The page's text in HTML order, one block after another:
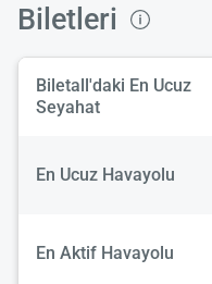
Biletleri
Biletall'daki En Ucuz
Seyahat
En Ucuz Havayolu
En Aktif Havayolu